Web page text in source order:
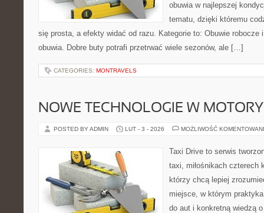
obuwia w najlepszej
tematu, dzięki któremu
się prosta, a efekty widać od razu. Kategorie to: Obuwie robocze
obuwia. Dobre buty potrafi przetrwać wiele sezonów, ale […]
CATEGORIES: MONTRAVELS
NOWE TECHNOLOGIE W
POSTED BY ADMIN LUT - 3 - 2026 MOŻLIWOŚĆ
Taxi Drive to serwis
taxi, miłośnikach czterech
którzy chcą lepiej
miejsce, w którym
do aut i konkretną wiedzą